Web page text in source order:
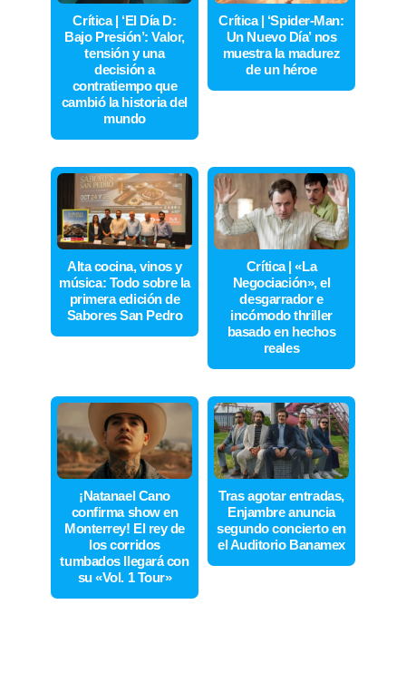
Crítica | ‘El Día D:
Bajo Presión’: Valor,
tensión y una
decisión a
contratiempo que
cambió la historia del
mundo
Crítica | ‘Spider-Man:
Un Nuevo Día’ nos
muestra la madurez
de un héroe
Alta cocina, vinos y
música: Todo sobre la
primera edición de
Sabores San Pedro
Crítica | «La
Negociación», el
desgarrador e
incómodo thriller
basado en hechos
reales
¡Natanael Cano
confirma show en
Monterrey! El rey de
los corridos
tumbados llegará con
su «Vol. 1 Tour»
Tras agotar entradas,
Enjambre anuncia
segundo concierto en
el Auditorio Banamex